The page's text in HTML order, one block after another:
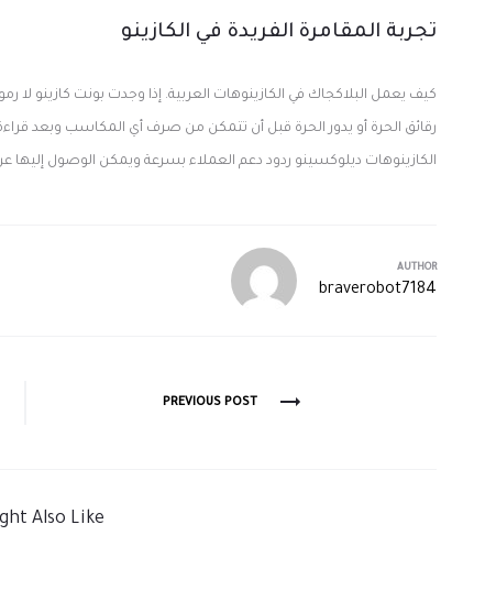
تجربة المقامرة الفريدة في الكازينو
رقائق الحرة أو يدور الحرة قبل أن تتمكن من صرف أي المكاسب وبعد
الكازينوهات ديلوكسينو ردود دعم العملاء بسرعة ويمكن الوصول إليها عن
AUTHOR
braverobot7184
PREVIOUS POST
Also Like